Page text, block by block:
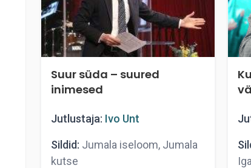
Suur süda – suured
inimesed
Jutlustaja: Ivo Unt
Sildid: Jumala iseloom, Jumala
kutse